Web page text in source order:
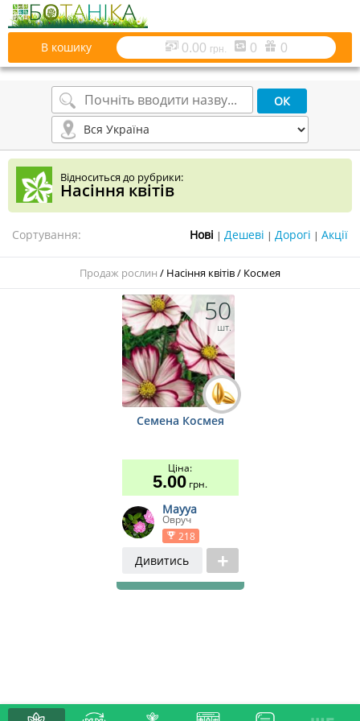
В кошику 0.00 грн. 0 0
Відноситься до рубрики:
Насіння квітів
Сортування: | | |
Продаж рослин / Насіння квітів/ Космея
50
шт.
Семена Космея
Ціна:
5.00 грн.
Mayya
Овруч
218
Дивитись